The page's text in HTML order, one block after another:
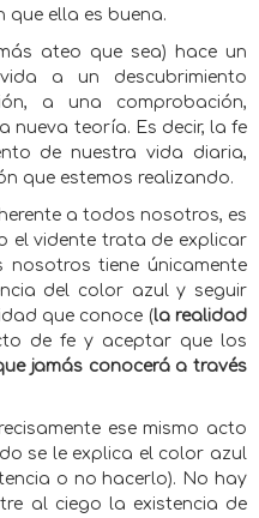
que ella es buena.
ateo que sea) hace un
a un descubrimiento
a una comprobación,
nueva teoría. Es decir, la fe
de nuestra vida diaria,
que estemos realizando.
a todos nosotros, es
el vidente trata de explicar
tiene únicamente
del color azul y seguir
que conoce (la realidad
de fe y aceptar que los
jamás conocerá a través
ese mismo acto
se le explica el color azul
o no hacerlo). No hay
al ciego la existencia de